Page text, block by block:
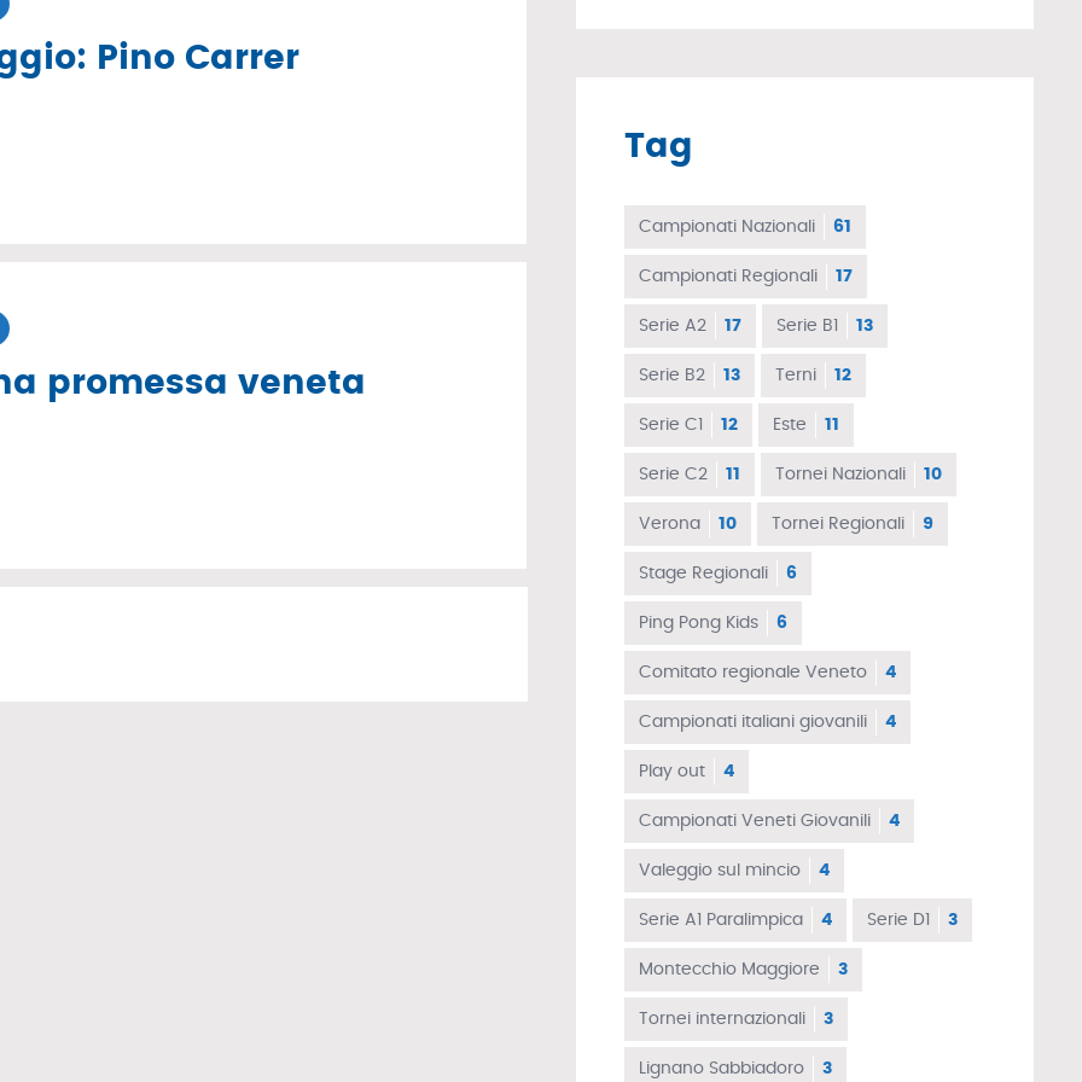
Pino Carrer
promessa veneta
Tag
Campionati Nazionali 61
Campionati Regionali 17
Serie A2 17 Serie B1 13
Serie B2 13 Terni 12
Serie C1 12 Este 11
Serie C2 11 Tornei Nazionali 10
Verona 10 Tornei Regionali 9
Stage Regionali 6
Ping Pong Kids 6
Comitato regionale Veneto 4
Campionati italiani giovanili 4
Play out 4
Campionati Veneti Giovanili 4
Valeggio sul mincio 4
Serie A1 Paralimpica 4 Serie D1 3
Montecchio Maggiore 3
Tornei internazionali 3
Lignano Sabbiadoro 3